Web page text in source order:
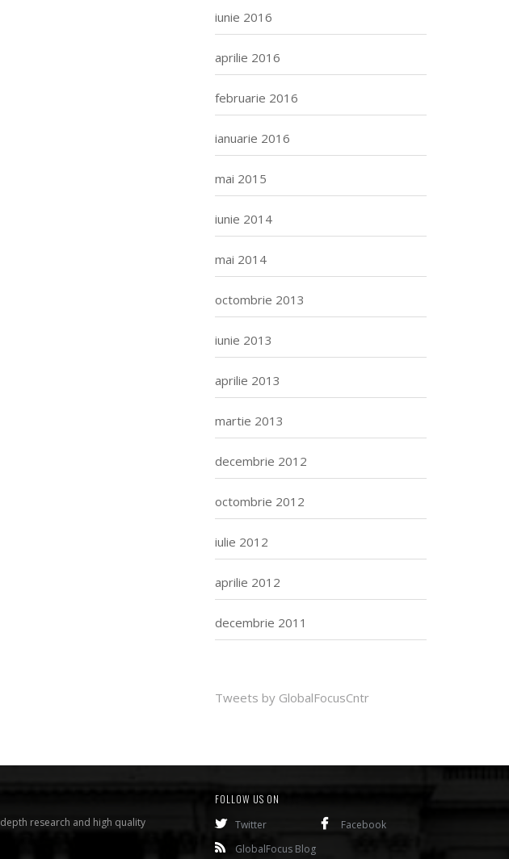
iunie 2016
aprilie 2016
februarie 2016
ianuarie 2016
mai 2015
iunie 2014
mai 2014
octombrie 2013
iunie 2013
aprilie 2013
martie 2013
decembrie 2012
octombrie 2012
iulie 2012
aprilie 2012
decembrie 2011
Tweets by GlobalFocusCntr
research and high quality
FOLLOW US ON
Twitter
Facebook
GlobalFocus Blog